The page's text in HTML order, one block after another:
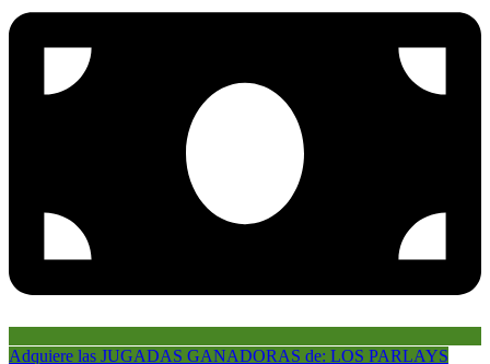
Adquiere las JUGADAS GANADORAS de: LOS PARLAYS